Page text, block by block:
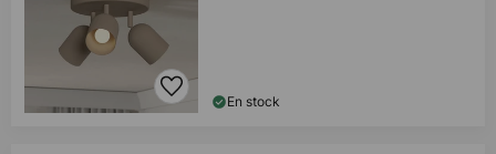
En stock